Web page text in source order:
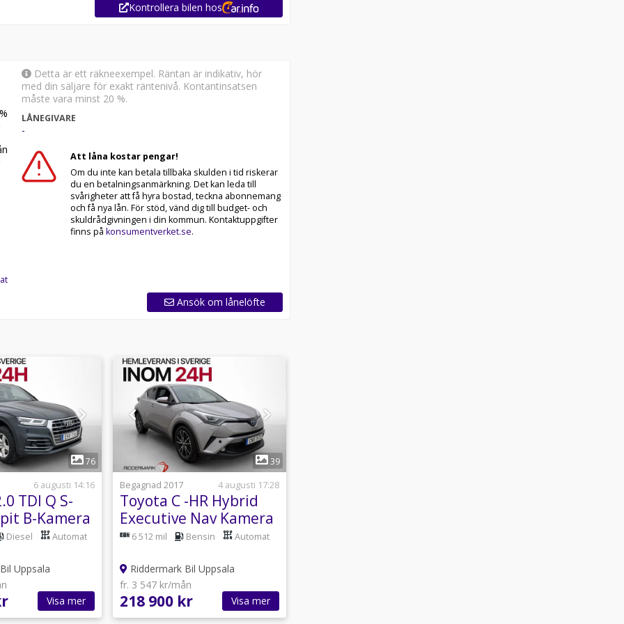
60 månaders garanti och komplettera med extra
och enkelt hos oss.
oss idag för att reservera din bil: 018-470 74 00. Vi
fram &
och
fram,Fjärrstyrt
bak
Kontrollera bilen hos
%
Detta är ett räkneexempel. Räntan är indikativ, hör
med din säljare för exakt räntenivå. Kontantinsatsen
måste vara minst 20 %.
LÅNEGIVARE
-
Att låna kostar pengar!
Om du inte kan betala tillbaka skulden i tid riskerar
du en betalningsanmärkning. Det kan leda till
svårigheter att få hyra bostad, teckna abonnemang
och få nya lån. För stöd, vänd dig till budget- och
skuldrådgivningen i din kommun. Kontaktuppgifter
finns på konsumentverket.se.
Ansök om lånelöfte
1
76
6 augusti 14:16
TDI Q S-
B-Kamera
Nav Drag
Diesel Automat
Uppsala
Visa mer
1
39
Begagnad 2017
4 augusti 17:28
Toyota C -HR Hybrid
Executive Nav Kamera
JBL Halvskinn M-Värm
6 512 mil Bensin Automat
Riddermark Bil Uppsala
fr. 3 547 kr/mån
218 900 kr Visa mer